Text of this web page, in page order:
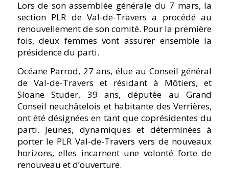
Lors de son assemblée générale du 7 mars, la
section PLR de Val-de-Travers a procédé au
renouvellement de son comité. Pour la première
fois, deux femmes vont assurer ensemble la
présidence du parti.
Océane Parrod, 27 ans, élue au Conseil général
de Val-de-Travers et résidant à Môtiers, et
Sloane Studer, 39 ans, députée au Grand
Conseil neuchâtelois et habitante des Verrières,
ont été désignées en tant que coprésidentes du
parti. Jeunes, dynamiques et déterminées à
porter le PLR Val-de-Travers vers de nouveaux
horizons, elles incarnent une volonté forte de
renouveau et d’ouverture.